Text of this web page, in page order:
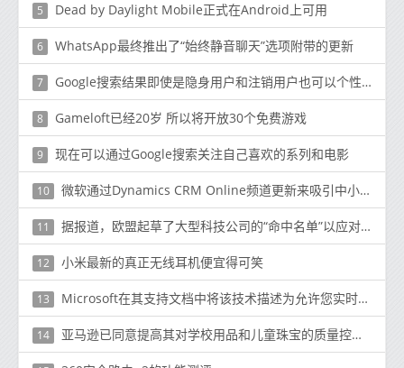
5 Dead by Daylight Mobile正式在Android上可用
6 WhatsApp最终推出了“始终静音聊天”选项附带的更新
7 Google搜索结果即使是隐身用户和注销用户也可以个性化
8 Gameloft已经20岁 所以将开放30个免费游戏
9 现在可以通过Google搜索关注自己喜欢的系列和电影
10 微软通过Dynamics CRM Online频道更新来吸引中小型企业
11 据报道，欧盟起草了大型科技公司的“命中名单”以应对更严格的规定
12 小米最新的真正无线耳机便宜得可笑
13 Microsoft在其支持文档中将该技术描述为允许您实时处理数据的分布式
14 亚马逊已同意提高其对学校用品和儿童珠宝的质量控制标准